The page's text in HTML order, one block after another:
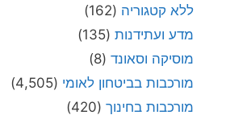
ללא קטגוריה (162)
מדע ועתידנות (135)
מוסיקה וסאונד (8)
מורכבות בביטחון לאומי (4,505)
מורכבות בחינוך (420)